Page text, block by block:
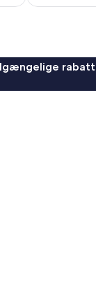
anmeldelser